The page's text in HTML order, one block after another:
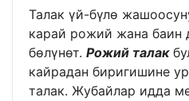
Талак үй-бүлө
карай рожий жана баин
бөлүнөт. Рожий талак
кайрадан биригишине
талак. Жубайлар идда